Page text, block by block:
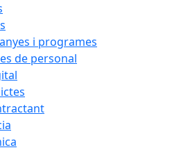
i programes
de personal